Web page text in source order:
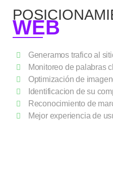
WEB
Generamos trafico al
Monitoreo de palabras
Optimización de
Identificacion de su
Reconocimiento de
Mejor experiencia de